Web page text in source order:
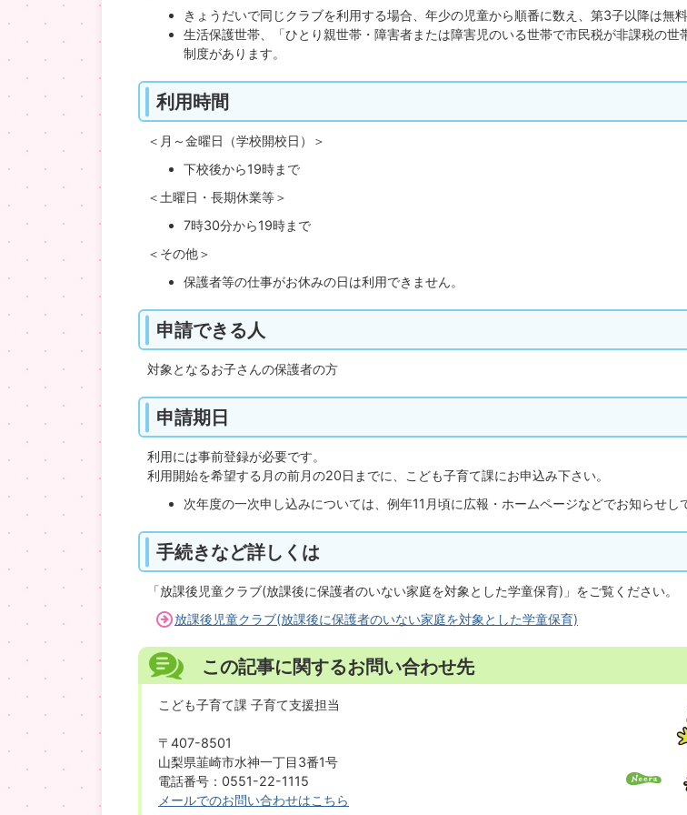
きょうだいで同じクラブを利用する場合、年少の児童から順番に数え、第3子以降は無料
生活保護世帯、「ひとり親世帯・障害者または障害児のいる世帯で市民税が非課税の世
制度があります。
利用時間
＜月～金曜日（学校開校日）＞
下校後から19時まで
＜土曜日・長期休業等＞
7時30分から19時まで
＜その他＞
保護者等の仕事がお休みの日は利用できません。
申請できる人
対象となるお子さんの保護者の方
申請期日
利用には事前登録が必要です。
利用開始を希望する月の前月の20日までに、こども子育て課にお申込み下さい。
次年度の一次申し込みについては、例年11月頃に広報・ホームページなどでお知らせし
手続きなど詳しくは
「放課後児童クラブ(放課後に保護者のいない家庭を対象とした学童保育)」をご覧ください。
放課後児童クラブ(放課後に保護者のいない家庭を対象とした学童保育)
この記事に関するお問い合わせ先
こども子育て課 子育て支援担当
〒407-8501
山梨県韮崎市水神一丁目3番1号
電話番号：0551-22-1115
メールでのお問い合わせはこちら